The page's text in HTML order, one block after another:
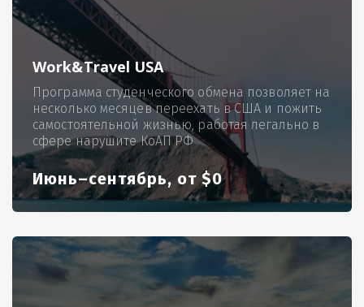
Work&Travel USA
Программа студенческого обмена позволяет на
несколько месяцев переехать в США и пожить
самостоятельной жизнью, работая легально в
сфере нарушите КоАП РФ
Июнь–сентябрь, от $0